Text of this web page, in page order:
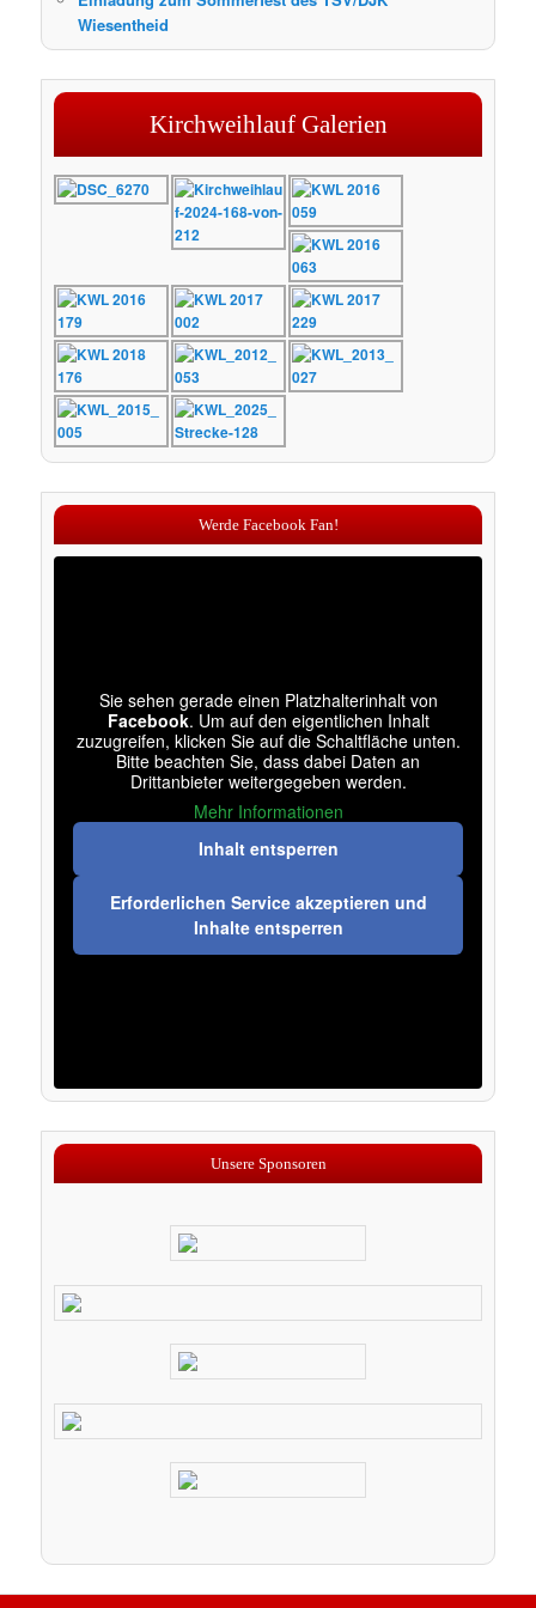
Wiesentheid
Kirchweihlauf Galerien
Werde Facebook Fan!
Sie sehen gerade einen Platzhalterinhalt von
Facebook. Um auf den eigentlichen Inhalt
zuzugreifen, klicken Sie auf die Schaltfläche unten.
Bitte beachten Sie, dass dabei Daten an
Drittanbieter weitergegeben werden.
Mehr Informationen
Inhalt entsperren
Erforderlichen Service akzeptieren und
Inhalte entsperren
Unsere Sponsoren